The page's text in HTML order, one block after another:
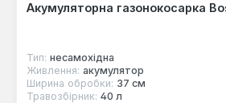
Акумуляторна газонокосарка
Тип: несамохідна
Живлення: акумулятор
Ширина обробки: 37 см
Травозбірник: 40 л